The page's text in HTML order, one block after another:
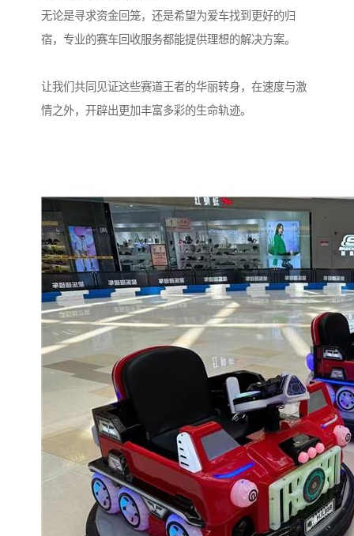
无论是寻求资金回笼，还是希望为爱车找到更好的归
宿，专业的赛车回收服务都能提供理想的解决方案。
让我们共同见证这些赛道王者的华丽转身，在速度与激
情之外，开辟出更加丰富多彩的生命轨迹。